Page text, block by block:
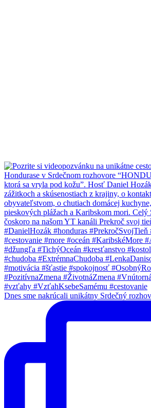
Dnes sme nakrúcali unikátny Srdečný